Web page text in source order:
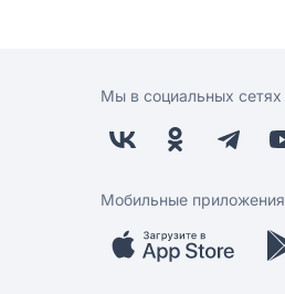
Мы в социальных сетях
Мобильные приложения